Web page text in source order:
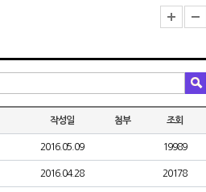
작성일 첨부 조회
2016.05.09 19989
2016.04.28 20178